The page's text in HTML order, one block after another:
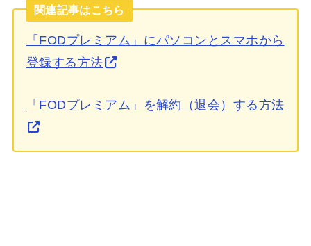
関連記事はこちら
「FODプレミアム」にパソコンとスマホから
登録する方法
「FODプレミアム」を解約（退会）する方法